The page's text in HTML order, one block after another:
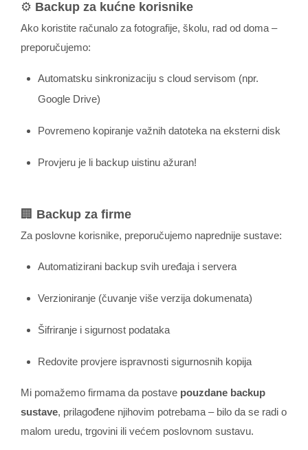
⚙️ Backup za kućne korisnike
Ako koristite računalo za fotografije, školu, rad od doma –
preporučujemo:
Automatsku sinkronizaciju s cloud servisom (npr.
Google Drive)
Povremeno kopiranje važnih datoteka na eksterni disk
Provjeru je li backup uistinu ažuran!
🏢 Backup za firme
Za poslovne korisnike, preporučujemo naprednije sustave:
Automatizirani backup svih uređaja i servera
Verzioniranje (čuvanje više verzija dokumenata)
Šifriranje i sigurnost podataka
Redovite provjere ispravnosti sigurnosnih kopija
Mi pomažemo firmama da postave pouzdane backup
sustave, prilagođene njihovim potrebama – bilo da se radi o
malom uredu, trgovini ili većem poslovnom sustavu.